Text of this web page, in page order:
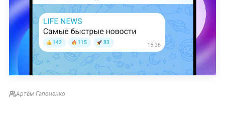
Артём Гапоненко